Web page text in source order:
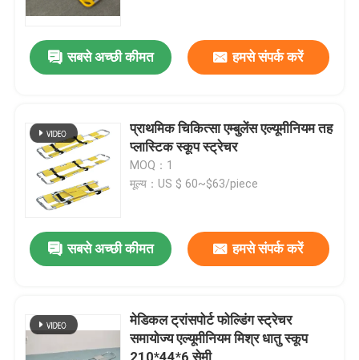
सबसे अच्छी कीमत हमसे संपर्क करें
प्राथमिक चिकित्सा एम्बुलेंस एल्यूमीनियम तह
प्लास्टिक स्कूप स्ट्रेचर
MOQ：1
मूल्य：US $ 60~$63/piece
सबसे अच्छी कीमत हमसे संपर्क करें
मेडिकल ट्रांसपोर्ट फोल्डिंग स्ट्रेचर
समायोज्य एल्यूमीनियम मिश्र धातु स्कूप